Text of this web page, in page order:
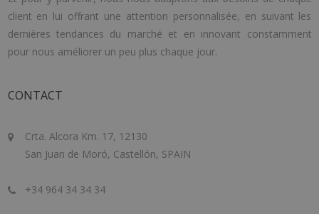
client en lui offrant une attention personnalisée, en suivant les
dernières tendances du marché et en innovant constamment
pour nous améliorer un peu plus chaque jour.
CONTACT
Crta. Alcora Km. 17, 12130
San Juan de Moró, Castellón, SPAIN
+34 964 34 34 34